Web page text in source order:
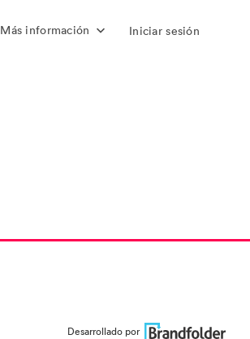
Más información Iniciar sesión
Desarrollado por